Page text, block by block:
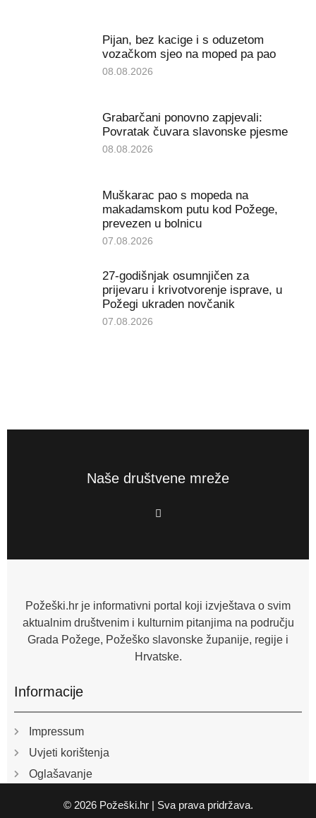
Pijan, bez kacige i s oduzetom
vozačkom sjeo na moped pa pao
08.08.2026
Grabarčani ponovno zapjevali:
Povratak čuvara slavonske pjesme
08.08.2026
Muškarac pao s mopeda na
makadamskom putu kod Požege,
prevezen u bolnicu
07.08.2026
27-godišnjak osumnjičen za
prijevaru i krivotvorenje isprave, u
Požegi ukraden novčanik
07.08.2026
Naše društvene mreže
F
a
o
f
Požeški.hr je informativni portal koji izvještava o svim
aktualnim društvenim i kulturnim pitanjima na području
Grada Požege, Požeško slavonske županije, regije i
Hrvatske.
Informacije
Impressum
Uvjeti korištenja
Oglašavanje
© 2026 Požeški.hr | Sva prava pridržava.